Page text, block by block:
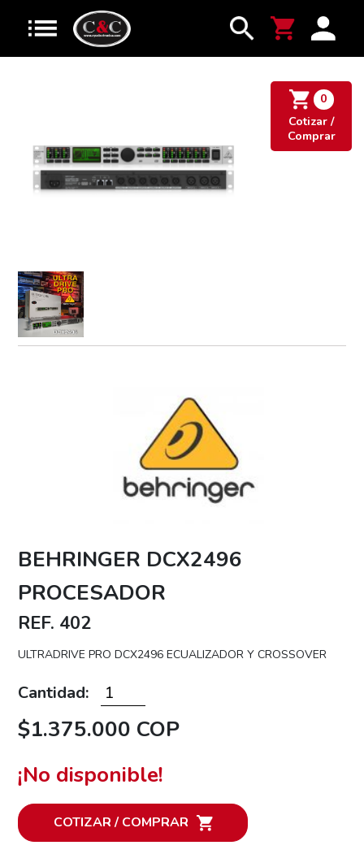
0
Cotizar /
Comprar
BEHRINGER DCX2496
PROCESADOR
REF. 402
ULTRADRIVE PRO DCX2496 ECUALIZADOR Y CROSSOVER
Cantidad:
$1.375.000 COP
¡No disponible!
COTIZAR / COMPRAR